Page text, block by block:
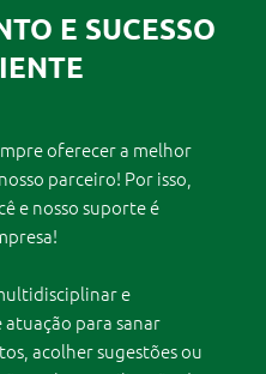
E SUCESSO
oferecer a melhor
parceiro! Por isso,
e nosso suporte é
e
atuação para sanar
acolher sugestões ou